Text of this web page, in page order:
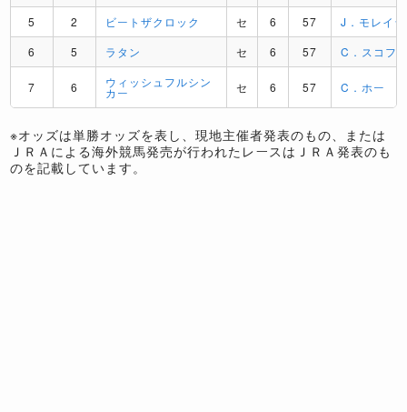
5
2 ビートザクロック セ 6 57
J．モレイラ
6
5 ラタン セ 6 57 C．スコフ
7 6 ウィッシュフルシン
カー セ 6 57 C．ホー
※オッズは単勝オッズを表し、現地主催者発表のもの、または
ＪＲＡによる海外競馬発売が行われたレースはＪＲＡ発表のも
のを記載しています。